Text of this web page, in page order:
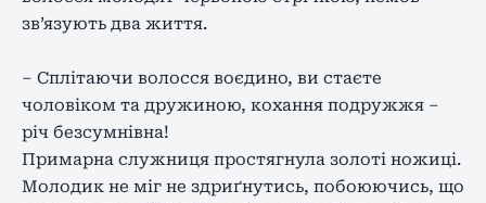
зв’язують два життя.
– Сплітаючи волосся воєдино, ви стаєте
чоловіком та дружиною, кохання подружжя –
річ безсумнівна!
Примарна служниця простягнула золоті ножиці.
Молодик не міг не здриґнутись, побоюючись, що